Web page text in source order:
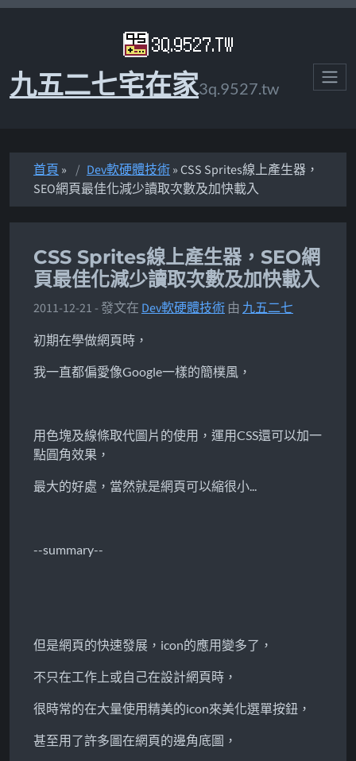
九五二七宅在家3q.9527.tw
首頁 » Dev軟硬體技術» CSS Sprites線上產生器，
SEO網頁最佳化減少讀取次數及加快載入
CSS Sprites線上產生器，SEO網
頁最佳化減少讀取次數及加快載入
2011-12-21 - 發文在 Dev軟硬體技術 由 九五二七
初期在學做網頁時，
我一直都偏愛像Google一樣的簡樸風，
用色塊及線條取代圖片的使用，運用CSS還可以加一
點圓角效果，
最大的好處，當然就是網頁可以縮很小...
--summary--
但是網頁的快速發展，icon的應用變多了，
不只在工作上或自己在設計網頁時，
很時常的在大量使用精美的icon來美化選單按鈕，
甚至用了許多圖在網頁的邊角底圖，